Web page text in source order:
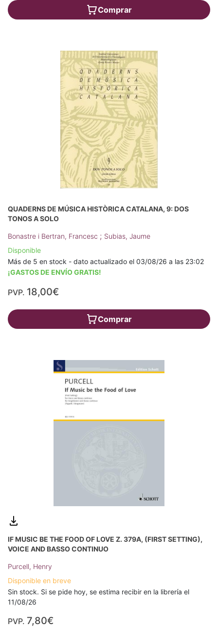
Comprar
QUADERNS DE MÚSICA HISTÒRICA CATALANA, 9: DOS
TONOS A SOLO
Bonastre i Bertran, Francesc ; Subias, Jaume
Disponible
Más de 5 en stock - dato actualizado el 03/08/26 a las 23:02
¡GASTOS DE ENVÍO GRATIS!
PVP. 18,00€
Comprar
IF MUSIC BE THE FOOD OF LOVE Z. 379A, (FIRST SETTING),
VOICE AND BASSO CONTINUO
Purcell, Henry
Disponible en breve
Sin stock. Si se pide hoy, se estima recibir en la librería el
11/08/26
PVP. 7,80€